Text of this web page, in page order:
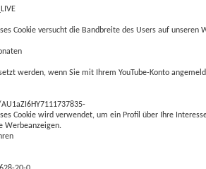
Cookie versucht die Bandbreite des Users auf unseren
werden, wenn Sie mit Ihrem YouTube-Konto
Cookie wird verwendet, um ein Profil über Ihre
Werbeanzeigen.